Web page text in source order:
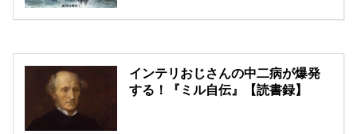
インテリおじさんの中二病が爆発
する！『ミル自伝』【読書録】